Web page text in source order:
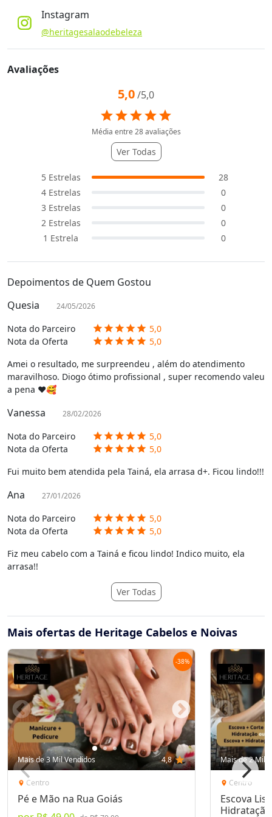
Instagram
@heritagesalaodebeleza
Avaliações
5,0/5,0
starstarstarstarstar
Média entre 28avaliações
Ver Todas
5 Estrelas
28
4 Estrelas
0
3 Estrelas
0
2 Estrelas
0
1 Estrela 0
Depoimentos de Quem Gostou
Quesia
24/05/2026
Nota do Parceiro star star star star star 5,0
Nota da Oferta
star star star star star 5,0
Amei o resultado, me surpreendeu , além do atendimento
maravilhoso. Diogo ótimo profissional , super recomendo valeu
a pena ❤️🥰
Vanessa 28/02/2026
Nota do Parceiro star star star star star 5,0
Nota da Oferta
star star star star star 5,0
Fui muito bem atendida pela Tainá, ela arrasa d+. Ficou lindo!!!
Ana 27/01/2026
Nota do Parceiro star star star star star 5,0
Nota da Oferta
star star star star star 5,0
Fiz meu cabelo com a Tainá e ficou lindo! Indico muito, ela
arrasa!!
Ver Todas
Mais ofertas de Heritage Cabelos e Noivas
-38%
Mais de 3 Mil Vendidos 4,8 star
location_on Centro
Pé e Mão na Rua Goiás
Mais de 2 Mil
location_on Centro
Escova